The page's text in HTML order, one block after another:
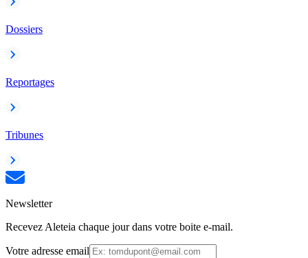
Dossiers
Reportages
Tribunes
Newsletter
Recevez Aleteia chaque jour dans votre boite e-mail.
Votre adresse email